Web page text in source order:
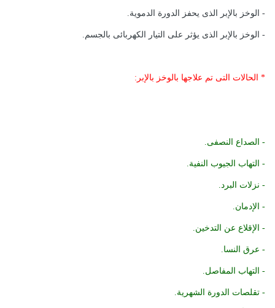
- الوخز بالإبر الذى يحفز الدورة الدموية.
- الوخز بالإبر الذى يؤثر على التيار الكهربائى بالجسم.
* الحالات التى تم علاجها بالوخز بالإبر:
- الصداع النصفى.
- التهاب الجيوب النفية.
- نزلات البرد.
- الإدمان.
- الإقلاع عن التدخين.
- عرق النسا.
- التهاب المفاصل.
- تقلصات الدورة الشهرية.